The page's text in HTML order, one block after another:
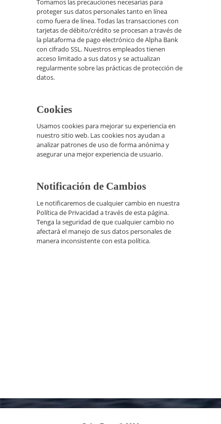
Tomamos las precauciones necesarias para
proteger sus datos personales tanto en línea
como fuera de línea. Todas las transacciones con
tarjetas de débito/crédito se procesan a través de
la plataforma de pago electrónico de Alpha Bank
con cifrado SSL. Nuestros empleados tienen
acceso limitado a sus datos y se actualizan
regularmente sobre las prácticas de protección de
datos.
Cookies
Usamos cookies para mejorar su experiencia en
nuestro sitio web. Las cookies nos ayudan a
analizar patrones de uso de forma anónima y
asegurar una mejor experiencia de usuario.
Notificación de Cambios
Le notificaremos de cualquier cambio en nuestra
Política de Privacidad a través de esta página.
Tenga la seguridad de que cualquier cambio no
afectará el manejo de sus datos personales de
manera inconsistente con esta política.